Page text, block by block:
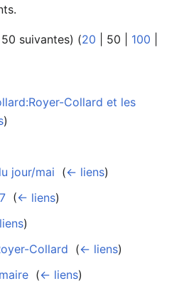
50 suivantes) (20 50 100
Collard et les
)
jour/mai (← liens)
(← liens)
)
Collard (← liens)
(← liens)